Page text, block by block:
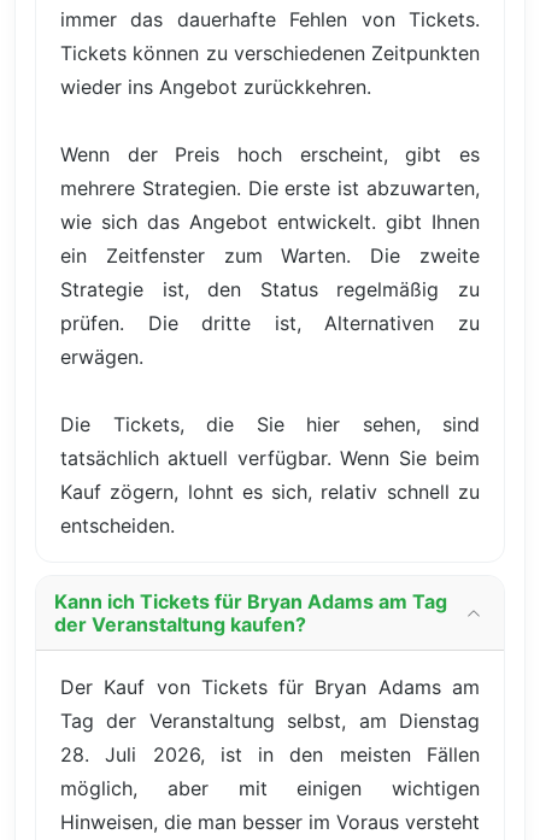
immer das dauerhafte Fehlen von Tickets.
Tickets können zu verschiedenen Zeitpunkten
wieder ins Angebot zurückkehren.
Wenn der Preis hoch erscheint, gibt es
mehrere Strategien. Die erste ist abzuwarten,
wie sich das Angebot entwickelt. gibt Ihnen
ein Zeitfenster zum Warten. Die zweite
Strategie ist, den Status regelmäßig zu
prüfen. Die dritte ist, Alternativen zu
erwägen.
Die Tickets, die Sie hier sehen, sind
tatsächlich aktuell verfügbar. Wenn Sie beim
Kauf zögern, lohnt es sich, relativ schnell zu
entscheiden.
Kann ich Tickets für Bryan Adams am Tag
der Veranstaltung kaufen?
Der Kauf von Tickets für Bryan Adams am
Tag der Veranstaltung selbst, am Dienstag
28. Juli 2026, ist in den meisten Fällen
möglich, aber mit einigen wichtigen
Hinweisen, die man besser im Voraus versteht